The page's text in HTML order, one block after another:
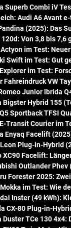
Superb Combi iV
Audi A6 Avant
(2025): Das
120d: Von 3,8 bis 7,6
Actyon im Test:
Swift im Test: Gut
im Test:
Fahreindruck VW
Junior Ibrida
Bigster Hybrid 155
Sportback TFSI
Transit Courier im
Enyaq Facelift
Plug-in-Hybrid
XC90 Facelift:
Outlander Phev
Forester 2025:
im Test: Wie
Inster (49 kWh):
CX-80 Plug-in-
Duster TCe 130